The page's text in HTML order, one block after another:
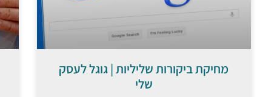
מחיקת ביקורות שליליות | גוגל לעסק
שלי